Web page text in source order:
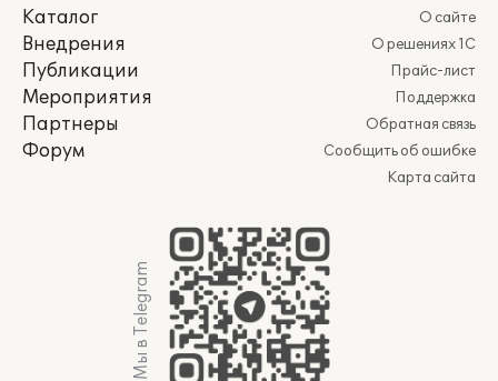
Каталог
Внедрения
Публикации
Мероприятия
Партнеры
Форум
О сайте
О решениях 1С
Прайс-лист
Поддержка
Обратная связь
Сообщить об ошибке
Карта сайта
Мы в Telegram